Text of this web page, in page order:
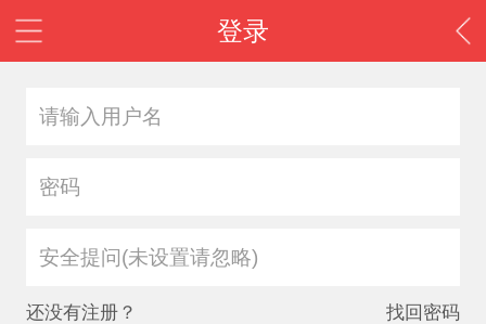
登录
安全提问(未设置请忽略)
还没有注册？ 找回密码